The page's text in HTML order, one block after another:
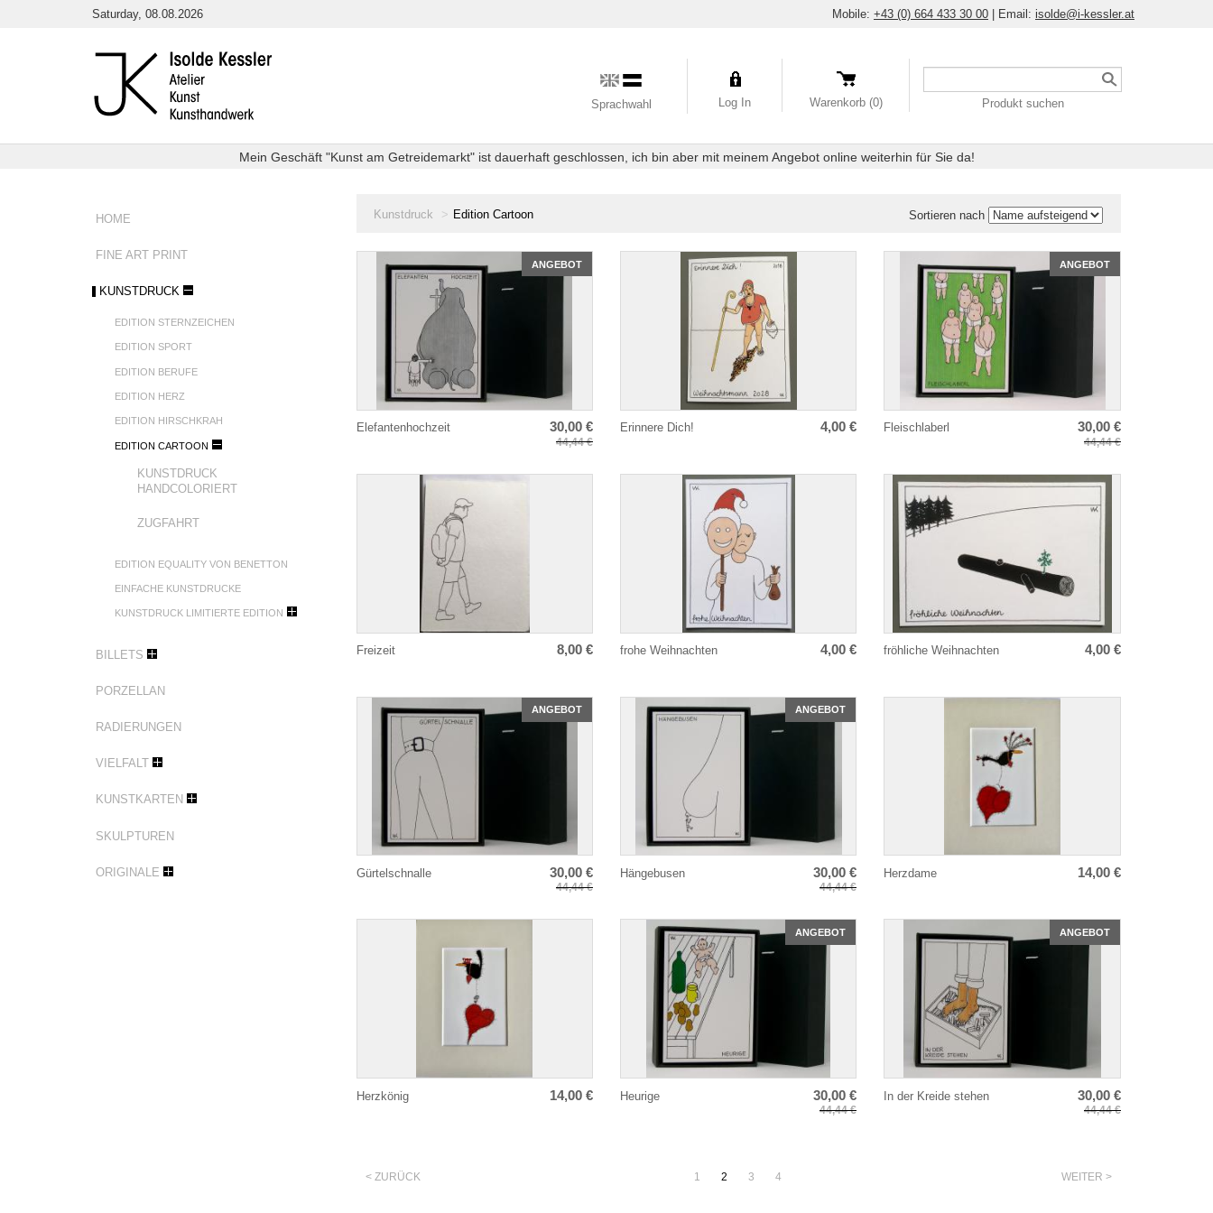
Saturday, 08.08.2026 Mobile: +43 (0) 664 433 30 00 | Email: isolde@i-kessler.at
Sprachwahl Log In Warenkorb (0)
Produkt
Produkt suchen
Mein Geschäft "Kunst am Getreidemarkt" ist dauerhaft geschlossen, ich bin aber mit meinem Angebot online weiterhin für Sie da!
HOME
FINE ART PRINT
KUNSTDRUCK
EDITION STERNZEICHEN
EDITION SPORT
EDITION BERUFE
EDITION HERZ
EDITION HIRSCHKRAH
EDITION CARTOON
KUNSTDRUCK
HANDCOLORIERT
ZUGFAHRT
EDITION EQUALITY VON BENETTON
EINFACHE KUNSTDRUCKE
KUNSTDRUCK LIMITIERTE EDITION
BILLETS
PORZELLAN
RADIERUNGEN
VIELFALT
KUNSTKARTEN
SKULPTUREN
ORIGINALE
Sie
Kunstdruck Edition Cartoon Sortieren nach
Edition
Cartoon
ANGEBOT
Elefantenhochzeit 30,00 €
44,44 €
Erinnere Dich! 4,00 €
ANGEBOT
Fleischlaberl 30,00 €
44,44 €
Freizeit 8,00 € frohe Weihnachten 4,00 € fröhliche Weihnachten 4,00 €
ANGEBOT
Gürtelschnalle 30,00 €
44,44 €
ANGEBOT
Hängebusen 30,00 €
44,44 €
Herzdame 14,00 €
Herzkönig 14,00 €
ANGEBOT
Heurige 30,00 €
44,44 €
ANGEBOT
In der Kreide stehen 30,00 €
44,44 €
< ZURÜCK 1 2 3 4 WEITER >